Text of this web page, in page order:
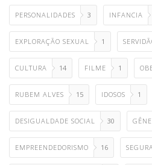
PERSONALIDADES 3 INFANCIA
EXPLORAÇÃO SEXUAL 1
CULTURA 14 FILME 1
RUBEM ALVES 15 IDOSOS 1
DESIGUALDADE SOCIAL 30
EMPREENDEDORISMO 16